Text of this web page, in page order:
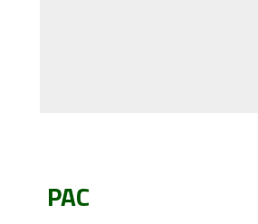
PAC